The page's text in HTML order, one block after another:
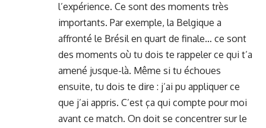
l’expérience. Ce sont des moments très
importants. Par exemple, la Belgique a
affronté le Brésil en quart de finale… ce sont
des moments où tu dois te rappeler ce qui t’a
amené jusque-là. Même si tu échoues
ensuite, tu dois te dire : j’ai pu appliquer ce
que j’ai appris. C’est ça qui compte pour moi
avant ce match. On doit se concentrer sur le